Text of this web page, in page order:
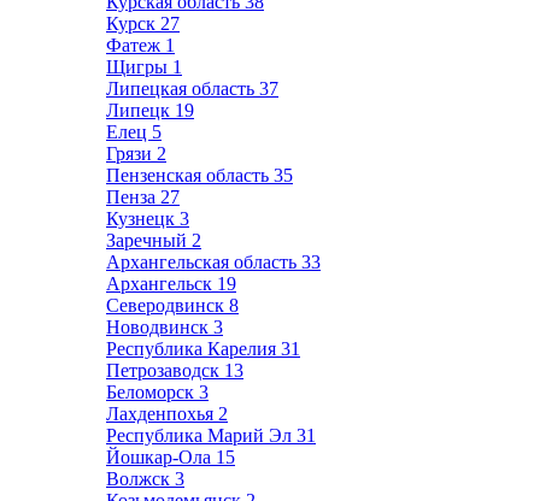
Курск 27
Фатеж 1
Щигры 1
Липецкая область 37
Липецк 19
Елец 5
Грязи 2
Пензенская область 35
Пенза 27
Кузнецк 3
Заречный 2
Архангельская область 33
Архангельск 19
Северодвинск 8
Новодвинск 3
Республика Карелия 31
Петрозаводск 13
Беломорск 3
Лахденпохья 2
Республика Марий Эл 31
Йошкар-Ола 15
Волжск 3